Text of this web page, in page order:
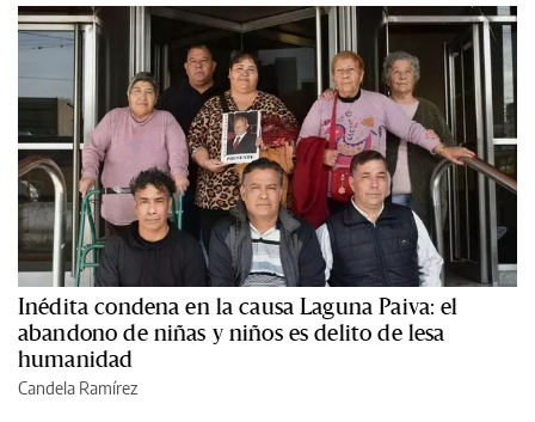
Inédita condena en la causa Laguna Paiva: el
abandono de niñas y niños es delito de lesa
humanidad
Candela Ramírez